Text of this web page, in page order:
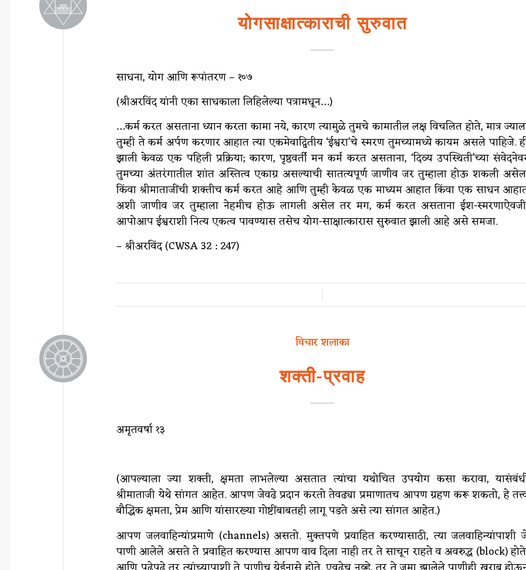
योगसाक्षात्काराची सुरुवात
साधना, योग आणि रूपांतरण – १०७
(श्रीअरविंद यांनी एका साधकाला लिहिलेल्या पत्रामधून…)
…कर्म करत असताना ध्यान करता कामा नये, कारण त्यामुळे तुमचे कामातील लक्ष विचलित होते, मात्र
तुम्ही ते कर्म अर्पण करणार आहात त्या एकमेवाद्वितीय ‘ईश्वरा’चे स्मरण तुमच्यामध्ये कायम असले पाहिजे.
झाली केवळ एक पहिली प्रक्रिया; कारण, पृष्ठवर्ती मन कर्म करत असताना, ‘दिव्य उपस्थिती’च्या
तुमच्या अंतरंगातील शांत अस्तित्व एकाग्र असल्याची सातत्यपूर्ण जाणीव जर तुम्हाला होऊ शकली
किंवा श्रीमाताजींची शक्तीच कर्म करत आहे आणि तुम्ही केवळ एक माध्यम आहात किंवा एक साधन
अशी जाणीव जर तुम्हाला नेहमीच होऊ लागली असेल तर मग, कर्म करत असताना ईश-
आपोआप ईश्वराशी नित्य एकत्व पावण्यास तसेच योग-साक्षात्कारास सुरुवात झाली आहे असे समजा.
– श्रीअरविंद (CWSA 32 : 247)
विचार शलाका
शक्ती-प्रवाह
अमृतवर्षा १३
(आपल्याला ज्या शक्ती, क्षमता लाभलेल्या असतात त्यांचा यथोचित उपयोग कसा करावा,
श्रीमाताजी येथे सांगत आहेत. आपण जेवढे प्रदान करतो तेवढ्या प्रमाणातच आपण ग्रहण करू शकतो, हे
बौद्धिक क्षमता, प्रेम आणि यांसारख्या गोष्टींबाबतही लागू पडते असे त्या सांगत आहेत.)
आपण जलवाहिन्यांप्रमाणे (channels) असतो. मुक्तपणे प्रवाहित करण्यासाठी, त्या जलवाहिन्यांपाशी
पाणी आलेले असते ते प्रवाहित करण्यास आपण वाव दिला नाही तर ते साचून राहते व अवरुद्ध (block)